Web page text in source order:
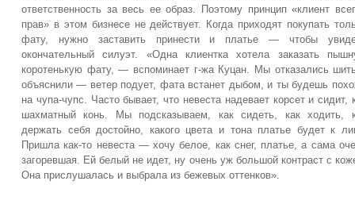
ответственность за весь ее образ. Поэтому принцип «клиент
прав» в этом бизнесе не действует. Когда приходят покупать
фату, нужно заставить принести и платье — чтобы
окончательный силуэт. «Одна клиент­ка хотела заказать
коротенькую фату, — вспоминает г-жа Куцан. Мы отказались
объяснили — ветер подует, фата встанет дыбом, и ты будешь
на чупа-чупс. Часто бывает, что невеста надевает корсет и сидит,
шахматный конь. Мы подсказываем, как сидеть, как ходить,
держать себя достойно, какого цвета и тона платье будет к
Пришла как-то невеста — хочу белое, как снег, платье, а сама
загоревшая. Ей белый не идет, ну очень уж большой контраст с
Она прислушалась и выбрала из бежевых оттенков».